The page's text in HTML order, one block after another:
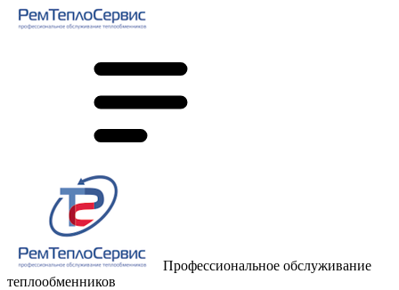
Профессиональное обслуживание
теплообменников